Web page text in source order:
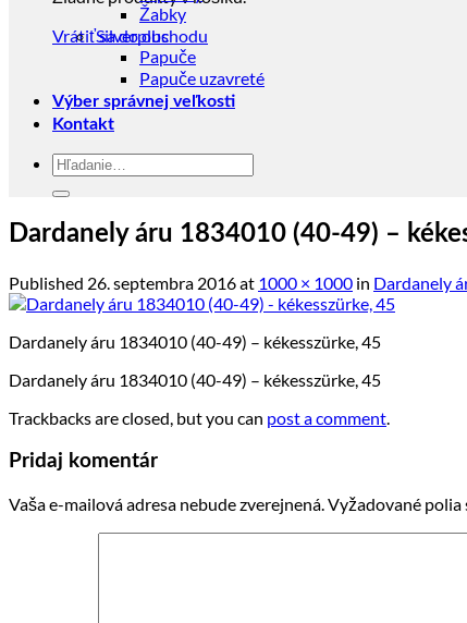
Vrátiť sa do obchodu
Žabky
Silverplus
Papuče
Papuče uzavreté
Výber správnej veľkosti
Kontakt
Hľadať:
Dardanely áru 1834010 (40-49) –
Published 26. septembra 2016at 1000 × 1000 in Dardanely
Dardanely áru 1834010 (40-49) – kékesszürke, 45
Dardanely áru 1834010 (40-49) – kékesszürke, 45
Trackbacks are closed, but you can post a comment.
Pridaj komentár
Vaša e-mailová adresa nebude zverejnená.Vyžadované polia